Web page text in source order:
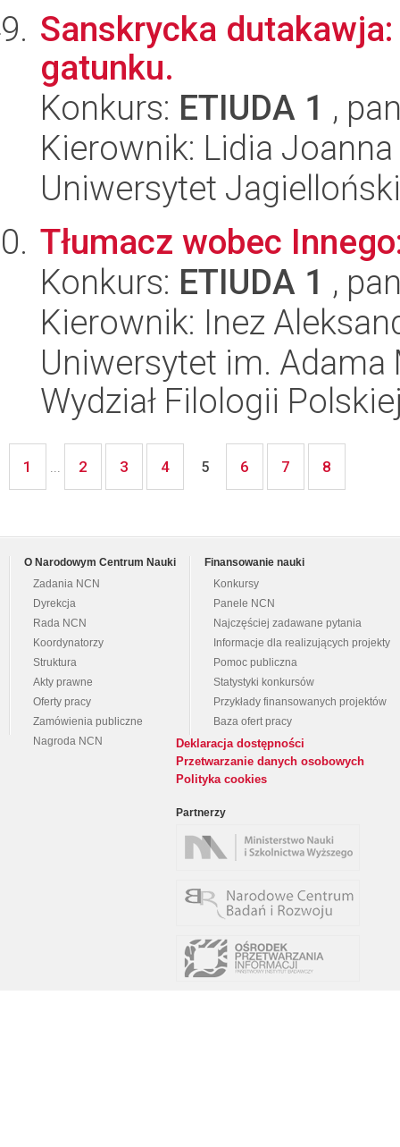
Sanskrycka
gatunku.
Konkurs: ETIUDA 1 ,
Kierownik: Lidia
Uniwersytet
Tłumacz wobec
Konkurs: ETIUDA 1 ,
Kierownik: Inez
Uniwersytet im.
Wydział Filologii
1 ... 2 3 4 5 6 7 8
O Narodowym Centrum Nauki
Zadania NCN
Dyrekcja
Rada NCN
Koordynatorzy
Struktura
Akty prawne
Oferty pracy
Zamówienia publiczne
Nagroda NCN
Finansowanie nauki
Konkursy
Panele NCN
Najczęściej zadawane pytania
Informacje dla realizujących projekty
Pomoc publiczna
Statystyki konkursów
Przykłady finansowanych projektów
Baza ofert pracy
Deklaracja dostępności
Przetwarzanie danych osobowych
Polityka cookies
Partnerzy